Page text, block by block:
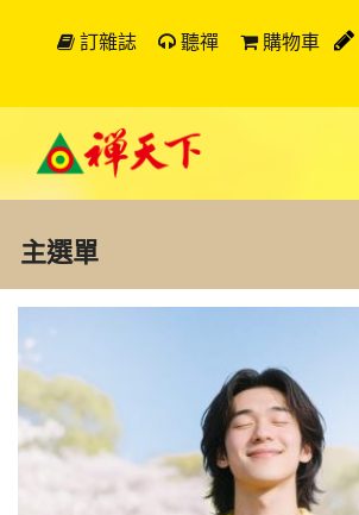
訂雜誌 聽禪 購物車
主選單